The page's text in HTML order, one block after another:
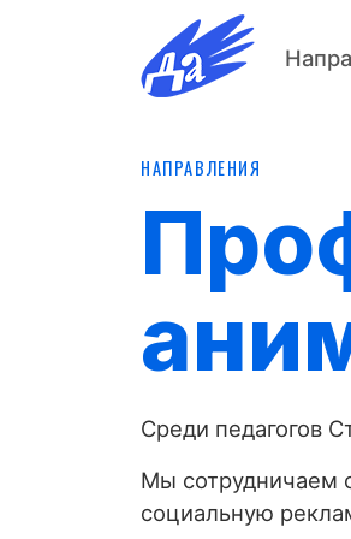
НАПРАВЛЕНИЯ
Среди педагогов
Мы сотрудничаем
социальную